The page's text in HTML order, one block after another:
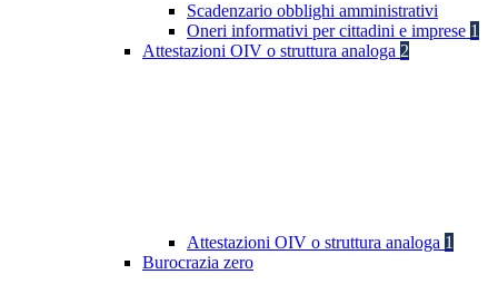
Scadenzario obblighi amministrativi
Oneri informativi per cittadini e imprese 1
Attestazioni OIV o struttura analoga 2
Attestazioni OIV o struttura analoga 1
Burocrazia zero